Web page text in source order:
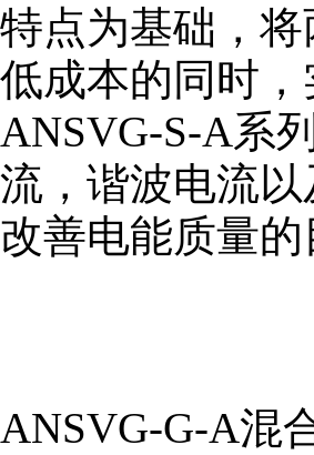
特点为基础，
低成本的同时
ANSVG-S-A系
流，谐波电流
改善电能质量的
ANSVG-G-A混